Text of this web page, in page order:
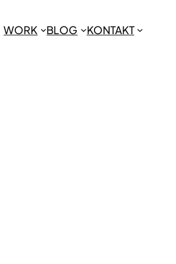
WORK BLOG KONTAKT